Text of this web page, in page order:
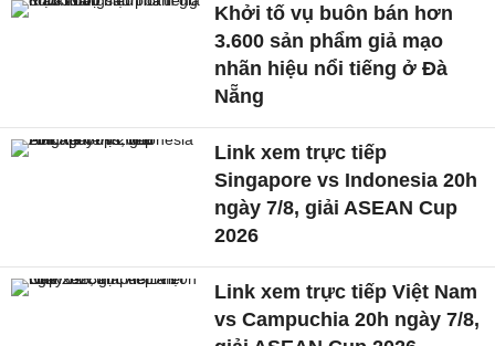
Khởi tố vụ buôn bán hơn
3.600 sản phẩm giả mạo
nhãn hiệu nổi tiếng ở Đà
Nẵng
Link xem trực tiếp
Singapore vs Indonesia 20h
ngày 7/8, giải ASEAN Cup
2026
Link xem trực tiếp Việt Nam
vs Campuchia 20h ngày 7/8,